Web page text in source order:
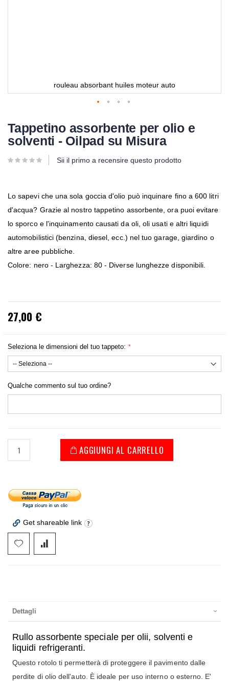
rouleau absorbant huiles moteur auto
Tappetino assorbente per olio e
solventi - Oilpad su Misura
Sii il primo a recensire questo prodotto
Lo sapevi che una sola goccia d'olio può inquinare fino a 600 litri
d'acqua? Grazie al nostro tappetino assorbente, ora puoi evitare
lo sporco e l'inquinamento causati da oli, oli usati e altri liquidi
automobilistici (benzina, diesel, ecc.) nel tuo garage, giardino o
altre aree pubbliche.
Colore: nero - Larghezza: 80 - Diverse lunghezze disponibili.
27,00 €
Seleziona le dimensioni del tuo tappeto:
Qualche commento sul tuo ordine?
AGGIUNGI AL CARRELLO
Get shareable link
Dettagli
Rullo assorbente speciale per olii, solventi e
liquidi refrigeranti.
Questo rotolo ti permetterà di proteggere il pavimento dalle
perdite di olio dell'auto. È ideale per uso interno o esterno. E'